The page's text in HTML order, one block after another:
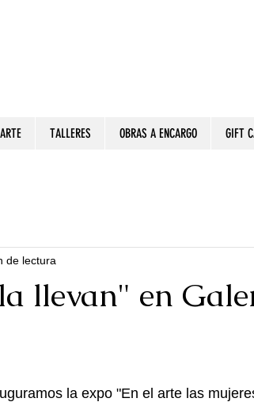
TALLERES OBRAS A ENCARGO GIFT
llevan" en
de lectura
la expo "En el arte las